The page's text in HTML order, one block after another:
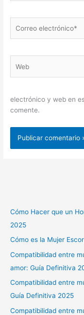
electrónico*
electrónico y web en
comente.
Cómo Hacer que un
2025
Cómo es la Mujer
Compatibilidad entre
amor: Guía Definitiva
Compatibilidad entre
Guía Definitiva 2025
Compatibilidad entre